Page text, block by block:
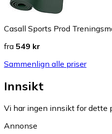
Casall Sports Prod
fra 549 kr
Sammenlign alle priser
Innsikt
Vi har ingen innsikt for dette
Annonse